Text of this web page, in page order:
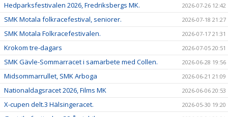
Hedparksfestivalen 2026, Fredriksbergs MK. 2026-07-26 12:42
SMK Motala folkracefestival, seniorer. 2026-07-18 21:27
SMK Motala Folkracefestivalen. 2026-07-17 21:31
Krokom tre-dagars 2026-07-05 20:51
SMK Gävle-Sommarracet i samarbete med Collen. 2026-06-28 19:56
Midsommarrullet, SMK Arboga 2026-06-21 21:09
Nationaldagsracet 2026, Films MK 2026-06-06 20:53
X-cupen delt.3 Hälsingeracet. 2026-05-30 19:20